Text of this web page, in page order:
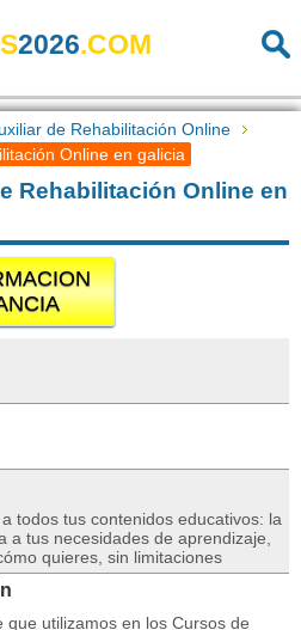
2026.COM
de Rehabilitación Online
Online en galicia
Rehabilitación Online en
todos tus contenidos educativos: la
a tus necesidades de aprendizaje,
quieres, sin limitaciones
que utilizamos en los Cursos de